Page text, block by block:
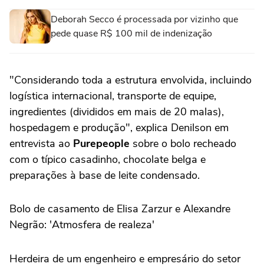
Deborah Secco é processada por vizinho que
pede quase R$ 100 mil de indenização
"Considerando toda a estrutura envolvida, incluindo
logística internacional, transporte de equipe,
ingredientes (divididos em mais de 20 malas),
hospedagem e produção", explica Denilson em
entrevista ao Purepeople sobre o bolo recheado
com o típico casadinho, chocolate belga e
preparações à base de leite condensado.
Bolo de casamento de Elisa Zarzur e Alexandre
Negrão: 'Atmosfera de realeza'
Herdeira de um engenheiro e empresário do setor